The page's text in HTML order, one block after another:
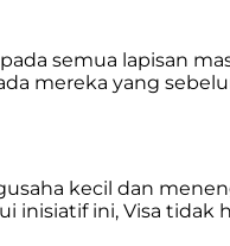
semua lapisan
mereka yang
kecil dan
inisiatif ini, Visa tidak